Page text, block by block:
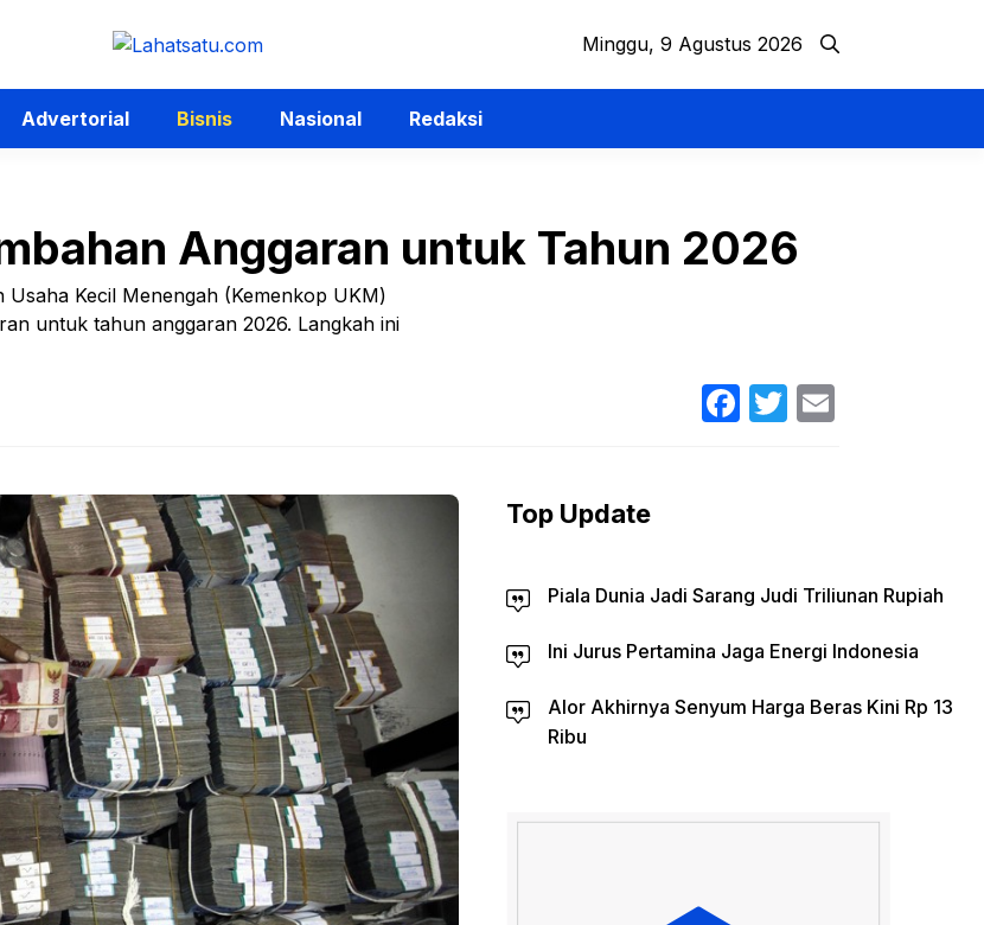
Minggu, 9 Agustus 2026
Advertorial Bisnis Nasional Redaksi
Anggaran untuk Tahun 2026
Kecil Menengah (Kemenkop UKM)
untuk tahun anggaran 2026. Langkah ini
Facebook
Twitter
Top Update
Piala Dunia Jadi Sarang Judi Triliunan Rupiah
Ini Jurus Pertamina Jaga Energi Indonesia
Alor Akhirnya Senyum Harga Beras Kini Rp 13
Ribu